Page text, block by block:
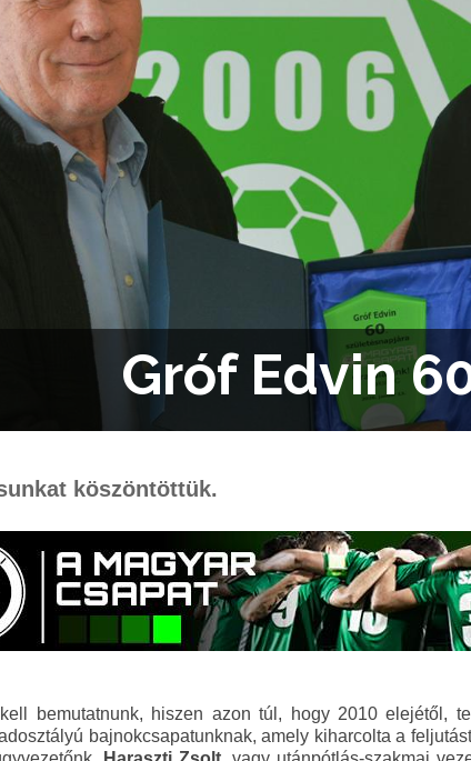
Gróf Edvin
köszöntöttük.
bemutatnunk, hiszen azon túl, hogy 2010 elejétől,
bajnokcsapatunknak, amely kiharcolta a